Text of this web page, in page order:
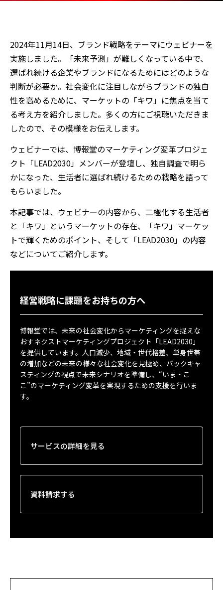
2024年11月14日、ブランド戦略をテーマにウェビナーを
実施しました。「未来予測」が難しくなっている中で、
選ばれ続ける企業やブランドになるためにはどのような
判断が必要か。社会変化に注目しながらブランドの独自
性を高めるために、マーケットの「キワ」に焦点を当て
る考え方を紹介しました。多くの方にご視聴いただきま
したので、その模様をお伝えします。
ウェビナーでは、博報堂のマーケティング変革プロジェ
クト 「LEAD2030」メンバーが登壇し、独自調査で明ら
かになった、生活者に選ばれ続けるための戦略を語って
もらいました。
本記事では、ウェビナーの内容から、二極化する生活者
と「キワ」というマーケットの存在、「キワ」マーケッ
トで輝くためのポイント、そして 「LEAD2030」の内容
などについてご紹介します。
経営戦略に課題をお持ちの方へ
博報堂では、未来の社会変化からマーケティングを捉えな
おすネクストマーケティングプロジェクト「LEAD2030」
を提供しています。人口減少、地域・世代格差、単身世帯
の増加などの未来の様々な社会変化を見極め、バックキャ
スティングの視点で未来シナリオを準備し、“いま・こ
こ”のマーケティング変革を実現するための支援を行いま
す。
サービスの詳細を見る
資料請求する